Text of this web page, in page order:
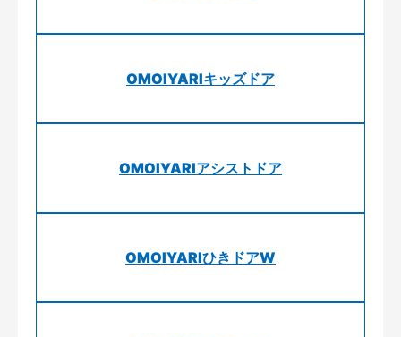
OMOIYARIキッズドア
OMOIYARIアシストドア
OMOIYARIひきドアW